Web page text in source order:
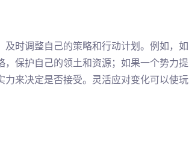
时调整自己的策略和行动计划。例如，如
保护自己的领土和资源；如果一个势力提
来决定是否接受。灵活应对变化可以使玩